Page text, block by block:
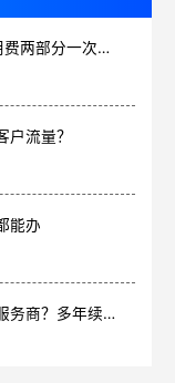
申请400电话需要多少钱？开通费+使用费两部分一次讲清
流量？
能办
400电话新开和续费为什么要在同一家服务商？多年续费更划算